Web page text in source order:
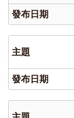
首
頁
網
站
導
覽